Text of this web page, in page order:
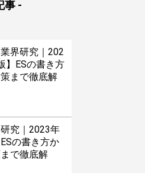
事 -
業界研究｜202
】ESの書き方
まで徹底解
研究｜2023年
の書き方か
で徹底解